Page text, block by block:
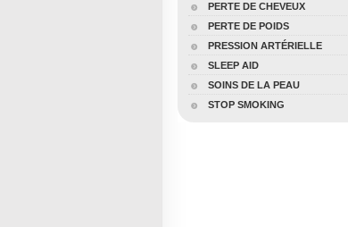
PERTE DE CHEVEUX
PERTE DE POIDS
PRESSION ARTÉRIELLE
SLEEP AID
SOINS DE LA PEAU
STOP SMOKING